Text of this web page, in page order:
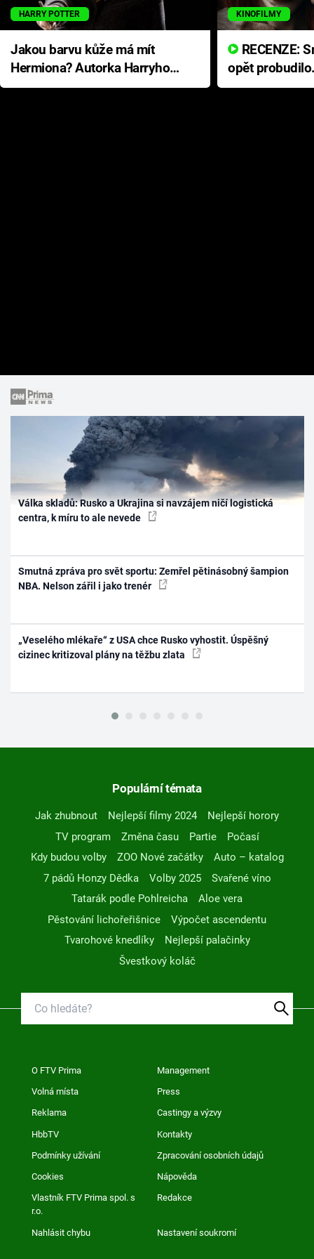
HARRY POTTER
Jakou barvu kůže má mít
Hermiona? Autorka Harryho
Pottera přišla s ráznou
KINOFILMY
opět
přichází s
Válka skladů: Rusko a Ukrajina si navzájem ničí logistická
centra, k míru to ale nevede
Smutná zpráva pro svět sportu: Zemřel pětinásobný šampion
NBA. Nelson zářil i jako trenér
„Veselého mlékaře“ z USA chce Rusko vyhostit. Úspěšný
cizinec kritizoval plány na těžbu zlata
Populární témata
Jak zhubnout Nejlepší filmy 2024
Nejlepší horory
TV program
Změna času Partie
Počasí
Kdy budou volby
ZOO Nové začátky
Auto – katalog
7 pádů Honzy Dědka
Volby 2025
Svařené víno
Tatarák podle Pohlreicha
Aloe vera
Pěstování lichořeřišnice
Výpočet ascendentu
Tvarohové knedlíky
Nejlepší palačinky
Švestkový koláč
O FTV Prima Management
Volná místa Press
Reklama Castingy a výzvy
HbbTV Kontakty
Podmínky užívání Zpracování osobních údajů
Cookies Nápověda
Vlastník FTV Prima spol. s
r.o.
Redakce
Nahlásit chybu Nastavení soukromí